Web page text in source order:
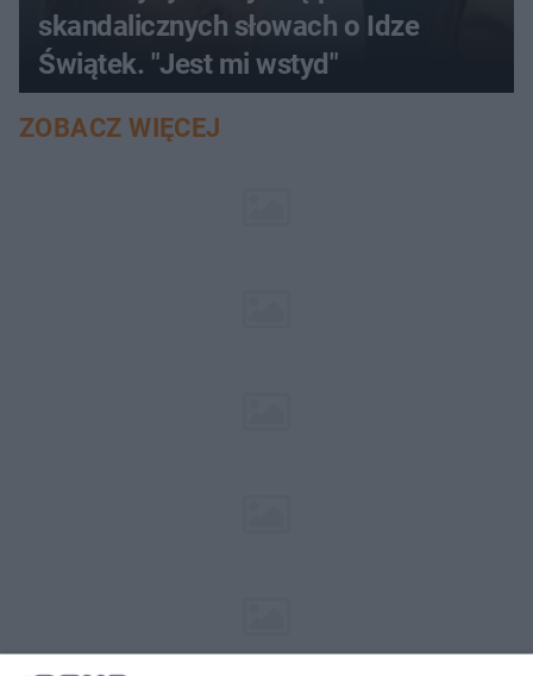
skandalicznych słowach o Idze
Świątek. "Jest mi wstyd"
ZOBACZ WIĘCEJ